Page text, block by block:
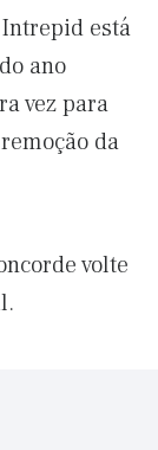
está
ano
vez para
da
volte